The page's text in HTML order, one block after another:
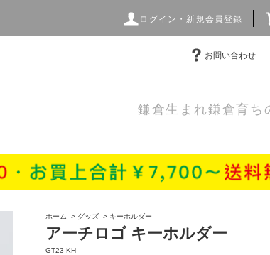
ログイン・新規会員登録
お問い合わせ
鎌倉生まれ鎌倉育ち
ホーム > グッズ > キーホルダー
アーチロゴ キーホルダー
GT23-KH